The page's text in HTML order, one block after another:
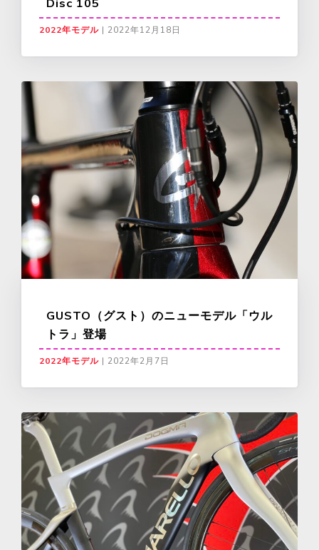
2022年モデル | 2022年12月18日
GUSTO（グスト）のニューモデル「ウル
トラ」登場
2022年モデル | 2022年2月7日